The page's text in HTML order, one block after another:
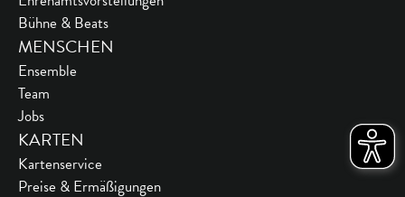
Bühne & Beats
MENSCHEN
Ensemble
Team
Jobs
KARTEN
Kartenservice
Preise & Ermäßigungen